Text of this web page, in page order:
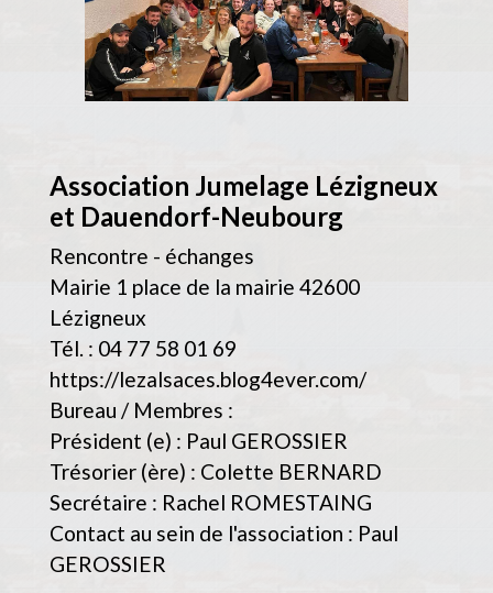
Association Jumelage Lézigneux
et Dauendorf-Neubourg
Rencontre - échanges
Mairie 1 place de la mairie 42600
Lézigneux
Tél. : 04 77 58 01 69
https://lezalsaces.blog4ever.com/
Bureau / Membres :
Président (e) : Paul GEROSSIER
Trésorier (ère) : Colette BERNARD
Secrétaire : Rachel ROMESTAING
Contact au sein de l'association : Paul
GEROSSIER